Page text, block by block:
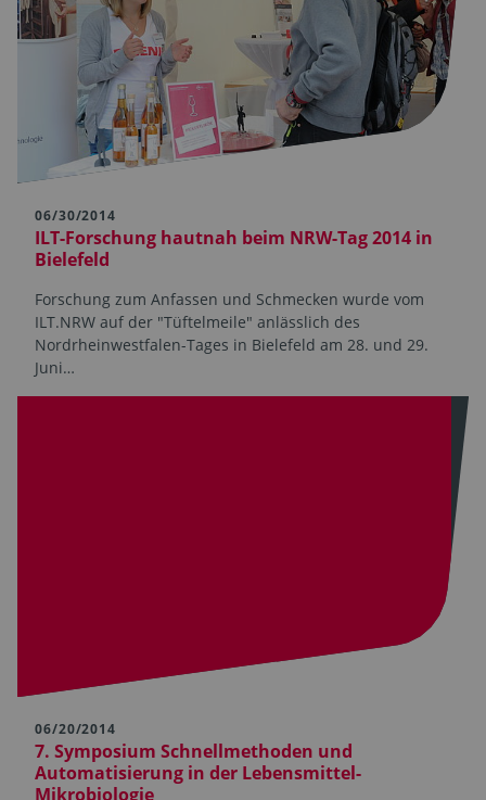
06/30/2014
ILT-Forschung hautnah beim NRW-Tag 2014 in
Bielefeld
Forschung zum Anfassen und Schmecken wurde vom
ILT.NRW auf der "Tüftelmeile" anlässlich des
Nordrheinwestfalen-Tages in Bielefeld am 28. und 29.
Juni…
06/20/2014
7. Symposium Schnellmethoden und
Automatisierung in der Lebensmittel-
Mikrobiologie